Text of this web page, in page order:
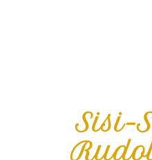
Sisi-